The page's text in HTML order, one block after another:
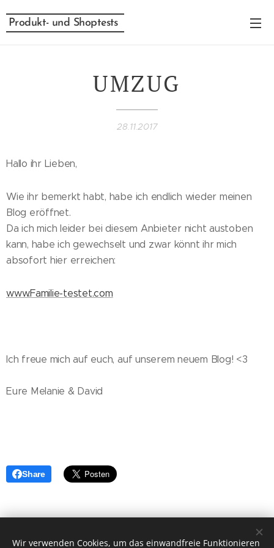
Produkt- und Shoptests
UMZUG
28.11.2017
Hallo ihr Lieben,
Wie ihr bemerkt habt, habe ich endlich wieder meinen
Blog eröffnet.
Da ich mich leider bei diesem Anbieter nicht austoben
kann, habe ich gewechselt und zwar könnt ihr mich
absofort hier erreichen:
www.Familie-testet.com
Ich freue mich auf euch, auf unserem neuem Blog! <3
Eure Melanie & David
Share
Wir verwenden Cookies, um das einwandfreie Funktionieren